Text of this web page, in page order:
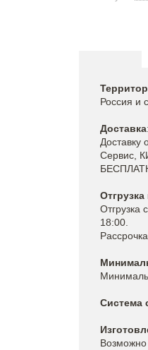
Россия и
Доставка:
Сервис,
Отгрузка
18:00.
Система
Возможно